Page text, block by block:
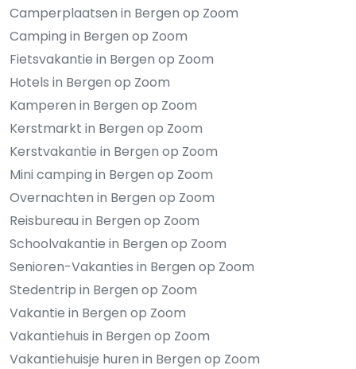
Camperplaatsen in Bergen op Zoom
Camping in Bergen op Zoom
Fietsvakantie in Bergen op Zoom
Hotels in Bergen op Zoom
Kamperen in Bergen op Zoom
Kerstmarkt in Bergen op Zoom
Kerstvakantie in Bergen op Zoom
Mini camping in Bergen op Zoom
Overnachten in Bergen op Zoom
Reisbureau in Bergen op Zoom
Schoolvakantie in Bergen op Zoom
Senioren-Vakanties in Bergen op Zoom
Stedentrip in Bergen op Zoom
Vakantie in Bergen op Zoom
Vakantiehuis in Bergen op Zoom
Vakantiehuisje huren in Bergen op Zoom